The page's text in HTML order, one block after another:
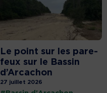
Le point sur les pare-
feux sur le Bassin
d’Arcachon
27 juillet 2026